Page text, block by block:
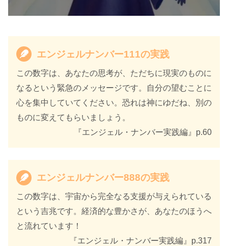
エンジェルナンバー111の実践
この数字は、あなたの思考が、ただちに現実のものに
なるという緊急のメッセージです。自分の望むことに
心を集中していてください。恐れは神にゆだね、別の
ものに変えてもらいましょう。
『エンジェル・ナンバー実践編』p.60
エンジェルナンバー888の実践
この数字は、宇宙から完全なる支援が与えられている
という吉兆です。経済的な豊かさが、あなたのほうへ
と流れています！
『エンジェル・ナンバー実践編』p.317